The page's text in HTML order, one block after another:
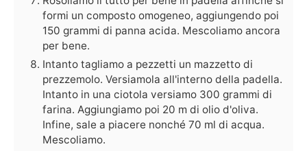
formi un composto omogeneo, aggiungendo poi
150 grammi di panna acida. Mescoliamo ancora
per bene.
Intanto tagliamo a pezzetti un mazzetto di
prezzemolo. Versiamola all'interno della padella.
Intanto in una ciotola versiamo 300 grammi di
farina. Aggiungiamo poi 20 m di olio d'oliva.
Infine, sale a piacere nonché 70 ml di acqua.
Mescoliamo.